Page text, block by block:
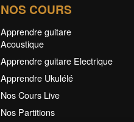
NOS COURS
Apprendre guitare
Acoustique
Apprendre guitare Electrique
Apprendre Ukulélé
Nos Cours Live
Nos Partitions